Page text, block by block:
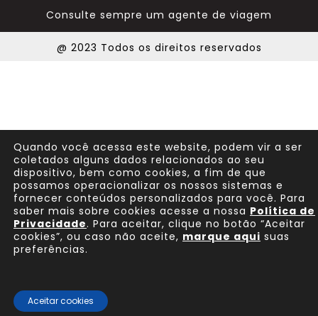
Consulte sempre um agente de viagem
@ 2023 Todos os direitos reservados
Quando você acessa este website, podem vir a ser
coletados alguns dados relacionados ao seu
dispositivo, bem como cookies, a fim de que
possamos operacionalizar os nossos sistemas e
fornecer conteúdos personalizados para você. Para
saber mais sobre cookies acesse a nossa Política de
Privacidade. Para aceitar, clique no botão “Aceitar
cookies”, ou caso não aceite, marque aqui suas
preferências.
Aceitar cookies